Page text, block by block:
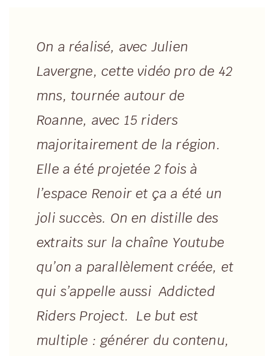
On a réalisé, avec Julien
Lavergne, cette vidéo pro de 42
mns, tournée autour de
Roanne, avec 15 riders
majoritairement de la région.
Elle a été projetée 2 fois à
l’espace Renoir et ça a été un
joli succès. On en distille des
extraits sur la chaîne Youtube
qu’on a parallèlement créée, et
qui s’appelle aussi Addicted
Riders Project. Le but est
multiple : générer du contenu,